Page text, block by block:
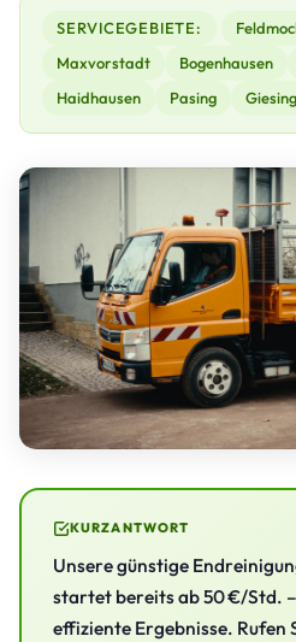
SERVICEGEBIETE:
Maxvorstadt
Bogenhausen
Haidhausen
Pasing Giesing
KURZANTWORT
Unsere günstige
startet bereits ab 50 €/Std.
effiziente Ergebnisse. Rufen